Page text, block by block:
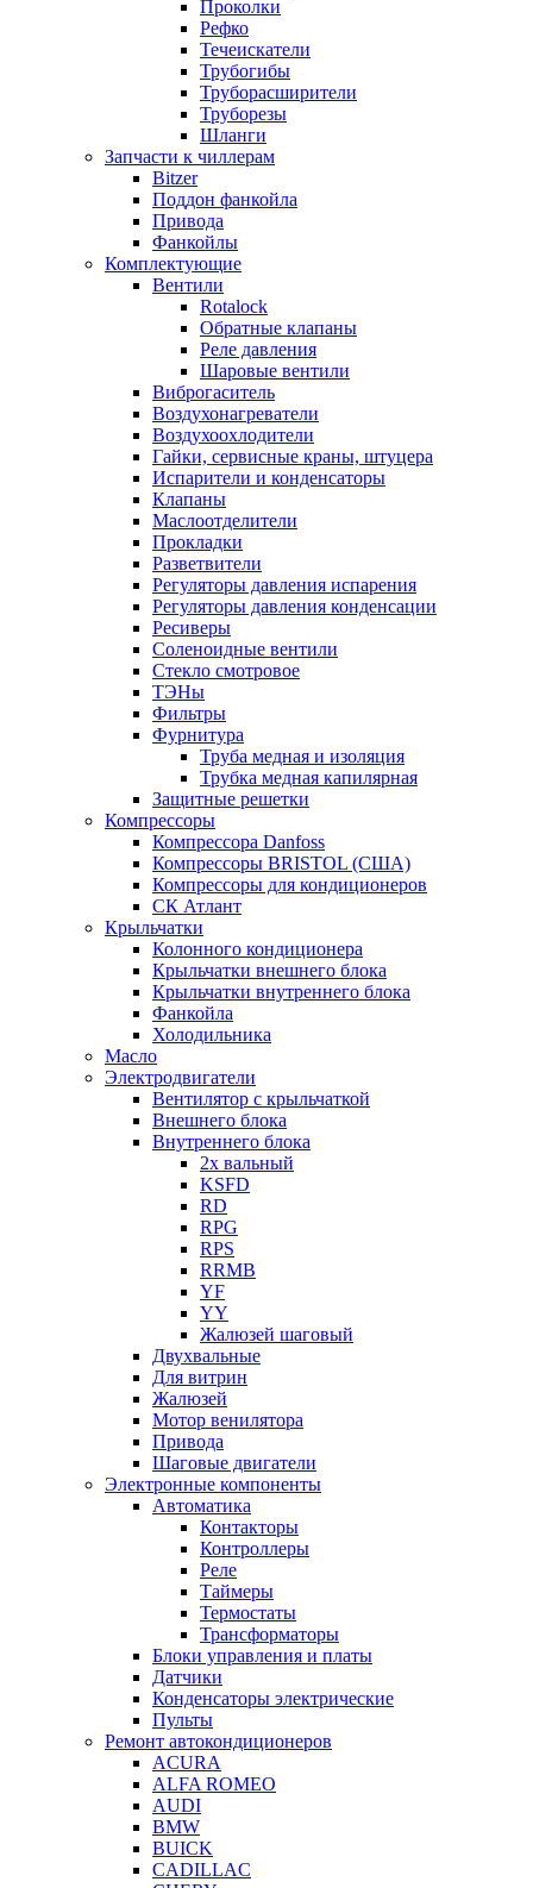
Проколки
Рефко
Течеискатели
Трубогибы
Труборасширители
Труборезы
Шланги
Запчасти к чиллерам
Bitzer
Поддон фанкойла
Привода
Фанкойлы
Комплектующие
Вентили
Rotalock
Обратные клапаны
Реле давления
Шаровые вентили
Виброгаситель
Воздухонагреватели
Воздухоохлодители
Гайки, сервисные краны, штуцера
Испарители и конденсаторы
Клапаны
Маслоотделители
Прокладки
Разветвители
Регуляторы давления испарения
Регуляторы давления конденсации
Ресиверы
Соленоидные вентили
Стекло смотровое
ТЭНы
Фильтры
Фурнитура
Труба медная и изоляция
Трубка медная капилярная
Защитные решетки
Компрессоры
Компрессора Danfoss
Компрессоры BRISTOL (США)
Компрессоры для кондиционеров
СК Атлант
Крыльчатки
Колонного кондиционера
Крыльчатки внешнего блока
Крыльчатки внутреннего блока
Фанкойла
Холодильника
Масло
Электродвигатели
Вентилятор с крыльчаткой
Внешнего блока
Внутреннего блока
2х вальный
KSFD
RD
RPG
RPS
RRMB
YF
YY
Жалюзей шаговый
Двухвальные
Для витрин
Жалюзей
Мотор венилятора
Привода
Шаговые двигатели
Электронные компоненты
Автоматика
Контакторы
Контроллеры
Реле
Таймеры
Термостаты
Трансформаторы
Блоки управления и платы
Датчики
Конденсаторы электрические
Пульты
Ремонт автокондиционеров
ACURA
ALFA ROMEO
AUDI
BMW
BUICK
CADILLAC